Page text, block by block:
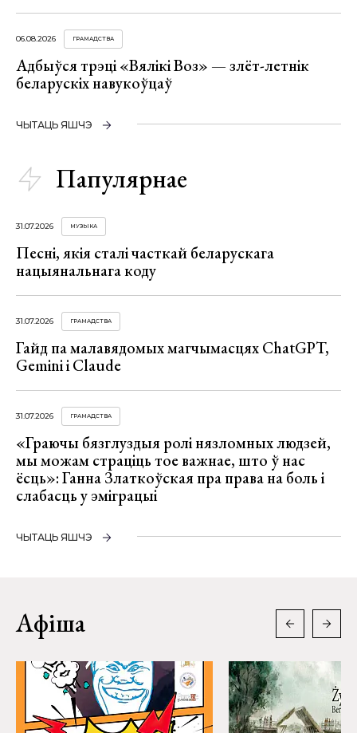
06.08.2026 ГРАМАДСТВА
Адбыўся трэці «Вялікі Воз» — злёт-летнік
беларускіх навукоўцаў
ЧЫТАЦЬ ЯШЧЭ
Папулярнае
31.07.2026 МУЗЫКА
Песні, якія сталі часткай беларускага
нацыянальнага коду
31.07.2026 ГРАМАДСТВА
Гайд па малавядомых магчымасцях ChatGPT,
Gemini і Claude
31.07.2026 ГРАМАДСТВА
«Граючы бязглуздыя ролі нязломных людзей,
мы можам страціць тое важнае, што ў нас
ёсць»: Ганна Златкоўская пра права на боль і
слабасць у эміграцыі
ЧЫТАЦЬ ЯШЧЭ
Афіша